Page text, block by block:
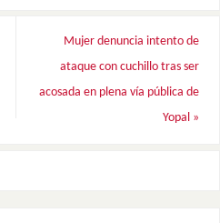
Mujer denuncia intento de
ataque con cuchillo tras ser
acosada en plena vía pública de
Yopal »